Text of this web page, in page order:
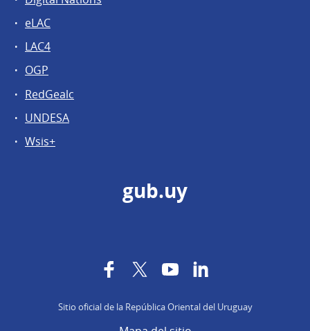
eLAC
LAC4
OGP
RedGealc
UNDESA
Wsis+
gub.uy
FacebookTwitterYouTube
Sitio oficial de la República Oriental del Uruguay